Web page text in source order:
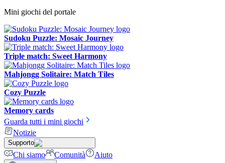
Mini giochi del portale
Sudoku Puzzle: Mosaic Journey
Triple match: Sweet Harmony
Mahjongg Solitaire: Match Tiles
Cozy Puzzle
Memory cards
Guarda tutti i mini giochi
Notizie
Supporto
Chi siamo Comunità Aiuto